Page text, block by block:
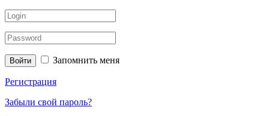
Войти Запомнить меня
Регистрация
Забыли свой пароль?